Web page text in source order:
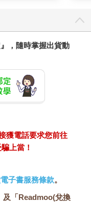
，隨時掌握出貨動
獲電話要求您前往
上當！
子書服務條款。
及「Readmoo(兌換